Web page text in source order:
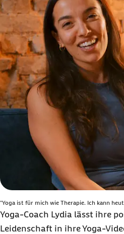
"Yoga ist für mich wie Therapie. Ich kann
Yoga-Coach Lydia lässt ihre
Leidenschaft in ihre Yoga-